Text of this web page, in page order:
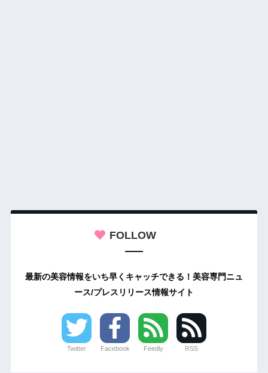
FOLLOW
最新の美容情報をいち早くキャッチできる！美容専門ニュ
ース/プレスリリース情報サイト
Twitter Facebook Feedly RSS